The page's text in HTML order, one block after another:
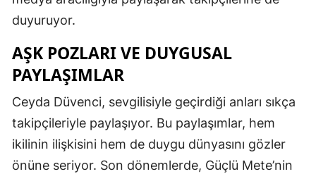
duyuruyor.
AŞK POZLARI VE DUYGUSAL
PAYLAŞIMLAR
Ceyda Düvenci, sevgilisiyle geçirdiği anları sıkça
takipçileriyle paylaşıyor. Bu paylaşımlar, hem
ikilinin ilişkisini hem de duygu dünyasını gözler
önüne seriyor. Son dönemlerde, Güçlü Mete’nin